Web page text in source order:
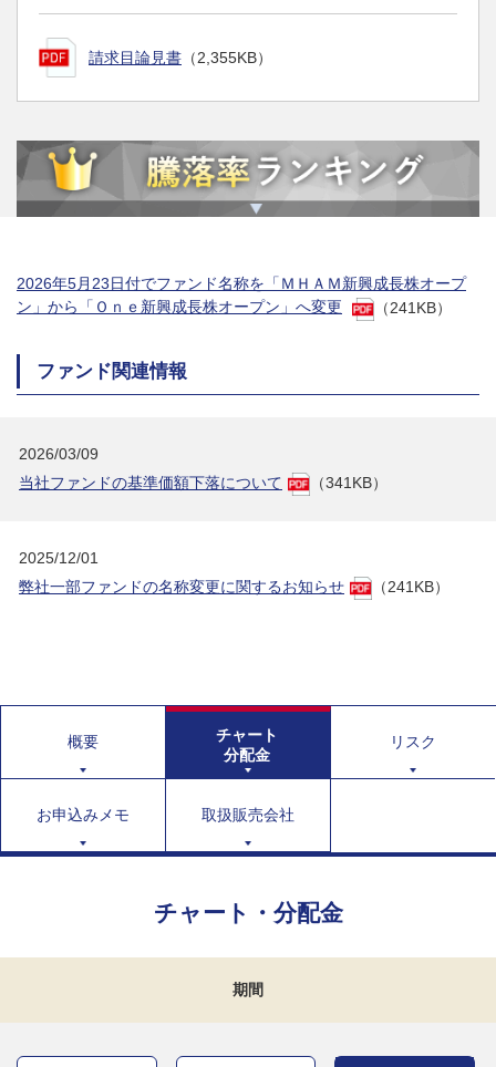
請求目論見書 （2,355KB）
2026年5月23日付でファンド名称を「ＭＨＡＭ新興成長株オープ
ン」から「Ｏｎｅ新興成長株オープン」へ変更
（241KB）
ファンド関連情報
2026/03/09
当社ファンドの基準価額下落について
（341KB）
2025/12/01
弊社一部ファンドの名称変更に関するお知らせ
（241KB）
概要
チャート
分配金
リスク
お申込みメモ 取扱販売会社
チャート・分配金
期間